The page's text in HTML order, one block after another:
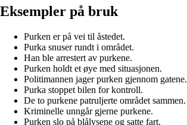
Eksempler på bruk
Purken er på vei til åstedet.
Purka snuser rundt i området.
Han ble arrestert av purkene.
Purken holdt et øye med situasjonen.
Politimannen jager purken gjennom gatene.
Purka stoppet bilen for kontroll.
De to purkene patruljerte området sammen.
Kriminelle unngår gjerne purkene.
Purken slo på blålysene og satte fart.